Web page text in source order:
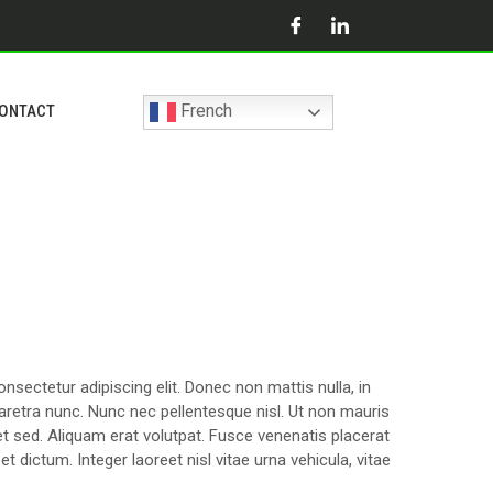
French
adipiscing elit. Donec non mattis nulla, in
nunc. Nunc nec pellentesque nisl. Ut non mauris
sed. Aliquam erat volutpat. Fusce venenatis placerat
dictum. Integer laoreet nisl vitae urna vehicula, vitae